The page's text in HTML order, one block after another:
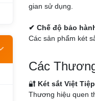
gian sử dụng.
✔ Chế độ bảo
Các sản phẩm két
Các
🔐 Két sắt Việt Tiệp
Thương hiệu quen